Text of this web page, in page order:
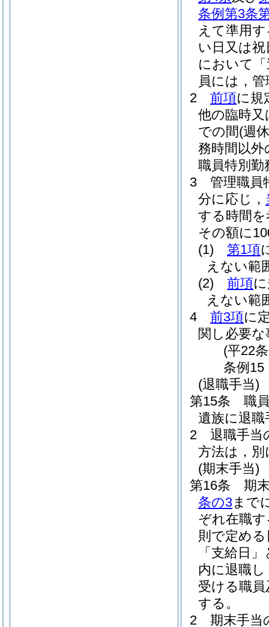
条例第3条
えて準用
い日又は
において
員には，
2
前項に規
他の臨時
での間(週
務時間以
職員特別勤
3
管理職員
分に応じ，
する時間
その額に
(1)
第1項
えない範
(2)
前項
えない範
4
前3項に
関し必要
(平22
条例15
(退職手当)
第15条
職
遺族に退
2
退職手当
方法は，
(期末手当)
第16条
期
条の3まで
ぞれ在職
則で定める
「支給日
内に退職
受ける職
する。
2
期末手当